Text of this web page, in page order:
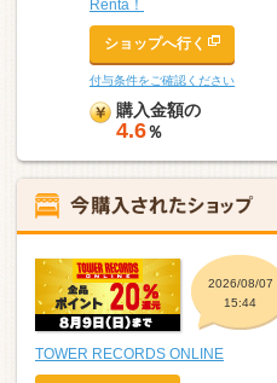
Renta！
ショップへ行く
付与条件をご確認ください
購入金額の
4.6％
2026/08/07
15:44
TOWER RECORDS ONLINE